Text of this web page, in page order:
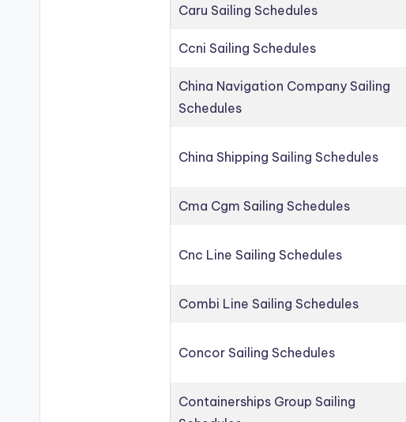
Caru Sailing Schedules
Ccni Sailing Schedules
China Navigation Company Sailing
Schedules
China Shipping Sailing Schedules
Cma Cgm Sailing Schedules
Cnc Line Sailing Schedules
Combi Line Sailing Schedules
Concor Sailing Schedules
Containerships Group Sailing